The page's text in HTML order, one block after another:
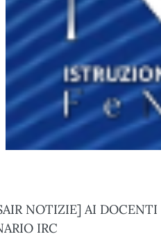
NOTIZIE] AI
IRC